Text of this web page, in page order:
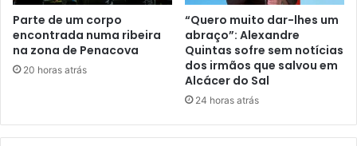
Parte de um corpo
encontrada numa ribeira
na zona de Penacova
20 horas atrás
“Quero muito dar-lhes um
abraço”: Alexandre
Quintas sofre sem notícias
dos irmãos que salvou em
Alcácer do Sal
24 horas atrás